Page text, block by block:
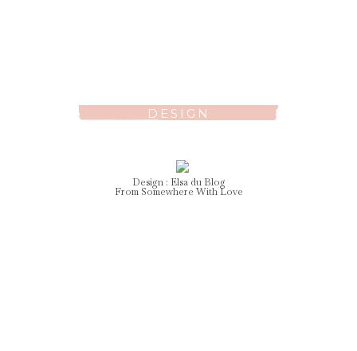
DESIGN
Design : Elsadu Blog
From Somewhere With Love